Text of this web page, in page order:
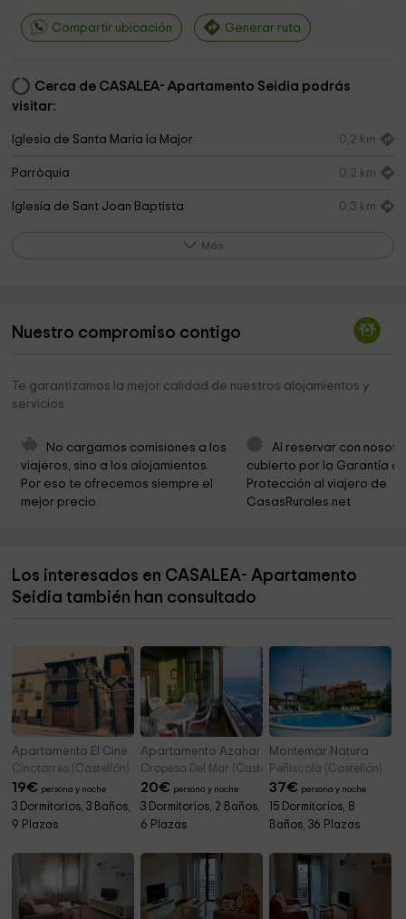
Compartir ubicación Generar ruta
Cerca de CASALEA- Apartamento Seidia podrás
visitar:
Iglesia de Santa Maria la Major 0,2 km
Parròquia 0,2 km
Iglesia de Sant Joan Baptista 0,3 km
Parròquia Sant Joan Baptista
Puerta San Mateo 0,3 km
Ayntamiento De Castell De Cabres
Temps De Dinosaures
Cimitero di Morella
Ermita de Santa Lucía y San Lázaro 0,7 km
Ermita de Santo Tomás de Villanueva 2,1 km
Más
Nuestro compromiso contigo
Te garantizamos la mejor calidad de nuestros alojamientos y
servicios
No cargamos comisiones a los
viajeros, sino a los alojamientos.
Por eso te ofrecemos siempre el
mejor precio.
Al reservar con
cubierto por la Garantía
Protección al viajero de
CasasRurales.net
Los interesados en CASALEA- Apartamento
Seidia también han consultado
Apartamento El Cine
Cinctorres (Castellón)
19€ persona y noche
3 Dormitorios, 3 Baños,
9 Plazas
Apartamento Azahar
Oropesa Del Mar (Castellón)
20€ persona y noche
3 Dormitorios, 2 Baños,
6 Plazas
Montemar Natura
Peñiscola (Castellón)
37€ persona y noche
15 Dormitorios, 8
Baños, 36 Plazas